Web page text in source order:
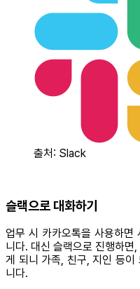
출처: Slack
슬랙으로 대화하기
업무 시 카카오톡을 사용하면
니다. 대신 슬랙으로 진행하면
게 되니 가족, 친구, 지인 등이
니다.